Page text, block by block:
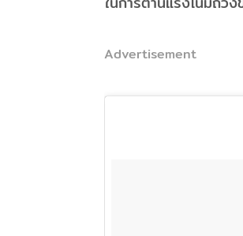
Advertisement